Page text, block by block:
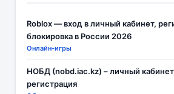
Roblox — вход в личный кабинет,
блокировка в России 2026
Онлайн-игры
НОБД (nobd.iac.kz) – личный
регистрация